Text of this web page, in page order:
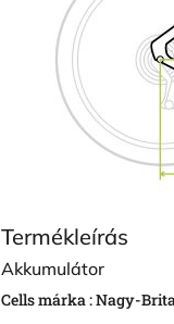
Termékleírás
Akkumulátor
Cells márka :Nagy-